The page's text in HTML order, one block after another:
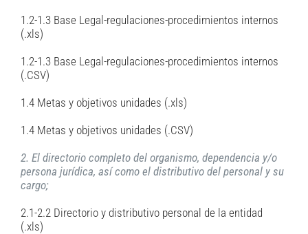
1.2-1.3 Base Legal-regulaciones-procedimientos internos
(.xls)
1.2-1.3 Base Legal-regulaciones-procedimientos internos
(.CSV)
1.4 Metas y objetivos unidades (.xls)
1.4 Metas y objetivos unidades (.CSV)
2. El directorio completo del organismo, dependencia y/o
persona jurídica, así como el distributivo del personal y su
cargo;
2.1-2.2 Directorio y distributivo personal de la entidad
(.xls)